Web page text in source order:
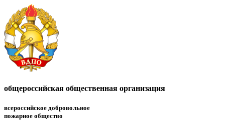
общероссийская общественная организация
всероссийское добровольное
пожарное общество